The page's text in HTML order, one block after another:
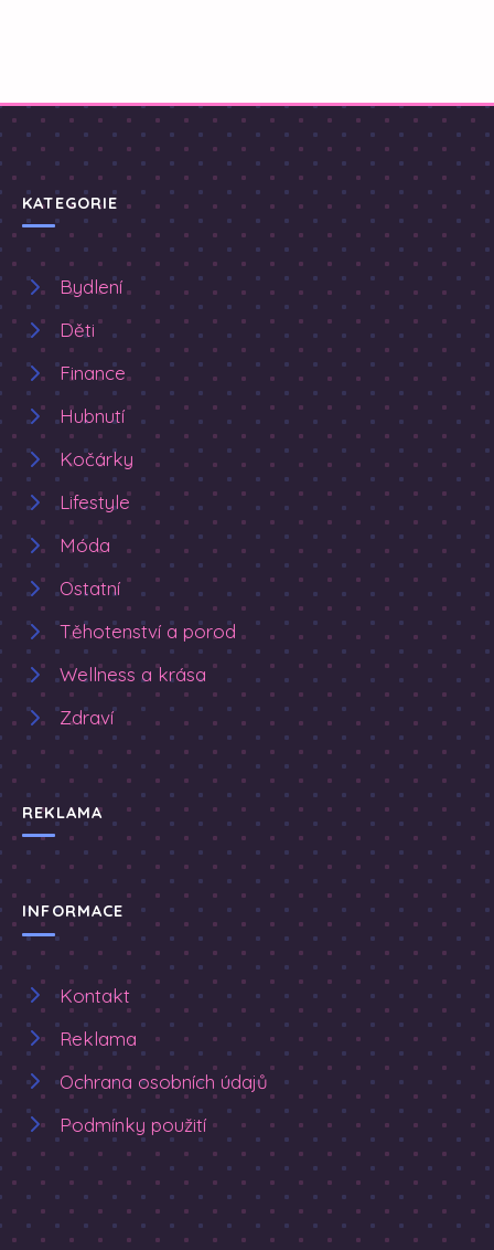
KATEGORIE
Bydlení
Děti
Finance
Hubnutí
Kočárky
Lifestyle
Móda
Ostatní
Těhotenství a porod
Wellness a krása
Zdraví
REKLAMA
INFORMACE
Kontakt
Reklama
Ochrana osobních údajů
Podmínky použití